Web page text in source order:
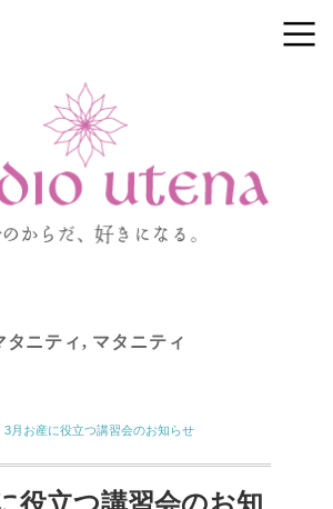
タニティ, マタニティ
3月お産に役立つ講習会のお知らせ
役立つ講習会のお知